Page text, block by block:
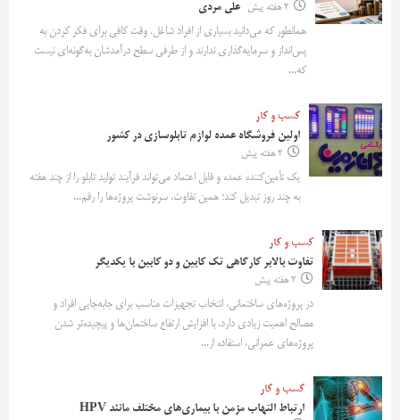
2 هفته پیش
علی مردی
همانطور که می‌دانید بسیاری از افراد شاغل، وقت کافی برای فکر کردن به
پس‌انداز و سرمایه‌گذاری ندارند و از طرفی سطح درآمدشان به‌گونه‌ای نیست
که...
کسب و کار
اولین فروشگاه عمده لوازم تابلوسازی در کشور
2 هفته پیش
یک تأمین‌کننده عمده و قابل اعتماد می‌تواند فرآیند تولید تابلو را از چند هفته
به چند روز تبدیل کند؛ همین تفاوت، سرنوشت پروژه‌ها را رقم...
کسب و کار
تفاوت بالابر کارگاهی تک کابین و دو کابین با یکدیگر
2 هفته پیش
در پروژه‌های ساختمانی، انتخاب تجهیزات مناسب برای جابه‌جایی افراد و
مصالح اهمیت زیادی دارد. با افزایش ارتفاع ساختمان‌ها و پیچیده‌تر شدن
پروژه‌های عمرانی، استفاده از...
کسب و کار
ارتباط التهاب مزمن با بیماری‌های مختلف مانند HPV